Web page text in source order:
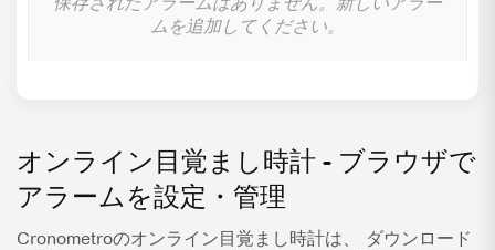
ムを追加してください。
オンライン目覚まし時計 - ブラウザで
アラームを設定・管理
Cronometroのオンライン目覚まし時計は、
ダウンロード